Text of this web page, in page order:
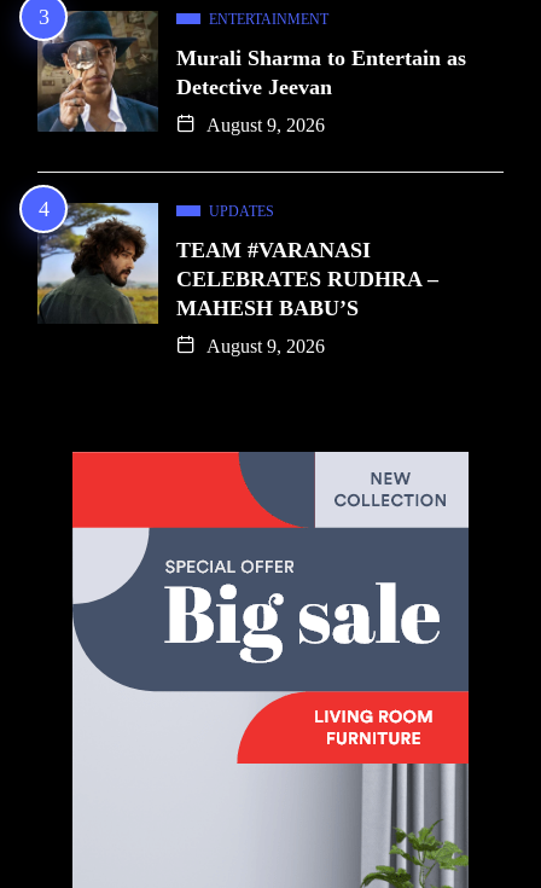
ENTERTAINMENT
Murali Sharma to Entertain as
Detective Jeevan
August 9, 2026
UPDATES
TEAM #VARANASI
CELEBRATES RUDHRA –
MAHESH BABU’S
August 9, 2026